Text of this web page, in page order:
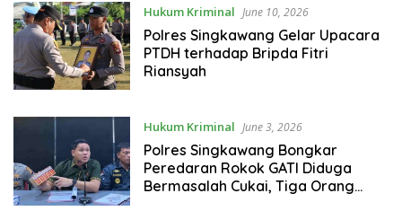
Hukum Kriminal June 10, 2026
Polres Singkawang Gelar Upacara
PTDH terhadap Bripda Fitri
Riansyah
Hukum Kriminal June 3, 2026
Polres Singkawang Bongkar
Peredaran Rokok GATI Diduga
Bermasalah Cukai, Tiga Orang